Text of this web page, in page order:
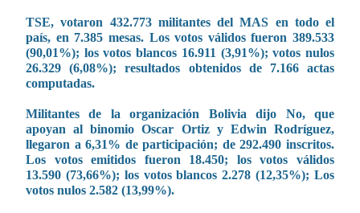
TSE, votaron 432.773 militantes del MAS en todo el
país, en 7.385 mesas. Los votos válidos fueron 389.533
(90,01%); los votos blancos 16.911 (3,91%); votos nulos
26.329 (6,08%); resultados obtenidos de 7.166 actas
computadas.
Militantes de la organización Bolivia dijo No, que
apoyan al binomio Oscar Ortiz y Edwin Rodríguez,
llegaron a 6,31% de participación; de 292.490 inscritos.
Los votos emitidos fueron 18.450; los votos válidos
13.590 (73,66%); los votos blancos 2.278 (12,35%); Los
votos nulos 2.582 (13,99%).